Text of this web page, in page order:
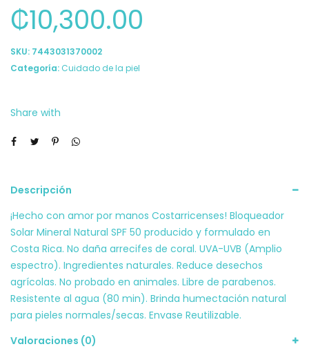
₡10,300.00
SKU: 7443031370002
Categoría: Cuidado de la piel
Share with
Descripción
¡Hecho con amor por manos Costarricenses! Bloqueador
Solar Mineral Natural SPF 50 producido y formulado en
Costa Rica. No daña arrecifes de coral. UVA-UVB (Amplio
espectro). Ingredientes naturales. Reduce desechos
agrícolas. No probado en animales. Libre de parabenos.
Resistente al agua (80 min). Brinda humectación natural
para pieles normales/secas. Envase Reutilizable.
Valoraciones (0)